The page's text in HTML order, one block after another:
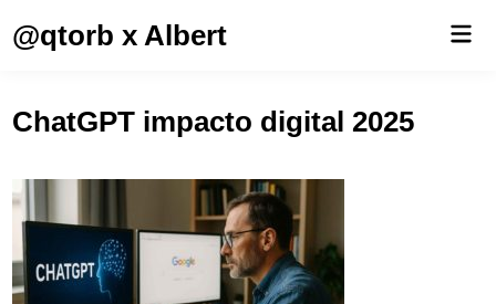
@qtorb x Albert
ChatGPT impacto digital 2025